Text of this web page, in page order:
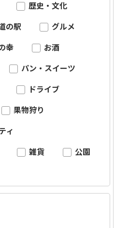
歴史・文化
の駅 グルメ
幸 お酒
パン・スイーツ
ドライブ
果物狩り
ィ
雑貨 公園